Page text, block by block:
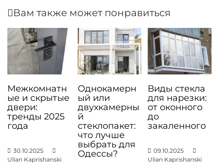
а
ц
и
я
п
о
з
а
п
с
Вам также может понравиться
Межкомнатн
ые и скрытые
двери:
тренды 2025
года
30.10.2025
Ulian Kaprishanski
Однокамерн
ый или
двухкамерны
й
стеклопакет:
что лучше
выбрать для
Одессы?
Виды стекла
для нарезки:
от оконного
до
закаленного
09.10.2025
Ulian Kaprishanski